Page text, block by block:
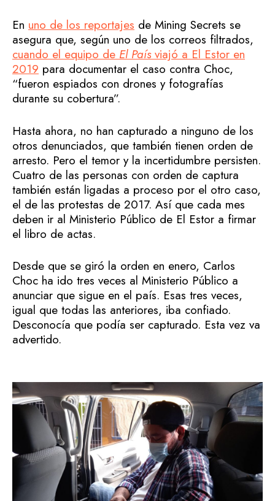
En uno de los reportajes de Mining Secrets se
asegura que, según uno de los correos filtrados,
cuando el equipo de El Paísviajó a El Estor en
2019 para documentar el caso contra Choc,
“fueron espiados con drones y fotografías
durante su cobertura”.
Hasta ahora, no han capturado a ninguno de los
otros denunciados, que también tienen orden de
arresto. Pero el temor y la incertidumbre persisten.
Cuatro de las personas con orden de captura
también están ligadas a proceso por el otro caso,
el de las protestas de 2017. Así que cada mes
deben ir al Ministerio Público de El Estor a firmar
el libro de actas.
Desde que se giró la orden en enero, Carlos
Choc ha ido tres veces al Ministerio Público a
anunciar que sigue en el país. Esas tres veces,
igual que todas las anteriores, iba confiado.
Desconocía que podía ser capturado. Esta vez va
advertido.